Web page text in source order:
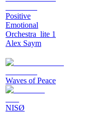
Positive
Emotional
Orchestra_lite 1
Alex Saym
Waves of Peace
NISØ